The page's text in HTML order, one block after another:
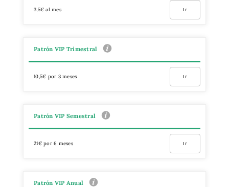
3,5€ al mes Ir
Patrón VIP Trimestral
10,5€ por 3 meses Ir
Patrón VIP Semestral
21€ por 6 meses Ir
Patrón VIP Anual